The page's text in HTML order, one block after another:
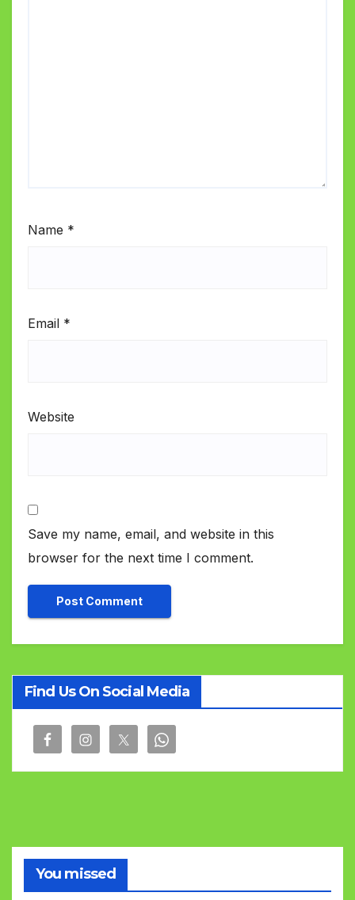
Name *
Email *
Website
Save my name, email, and website in this
browser for the next time I comment.
Find Us On Social Media
You missed